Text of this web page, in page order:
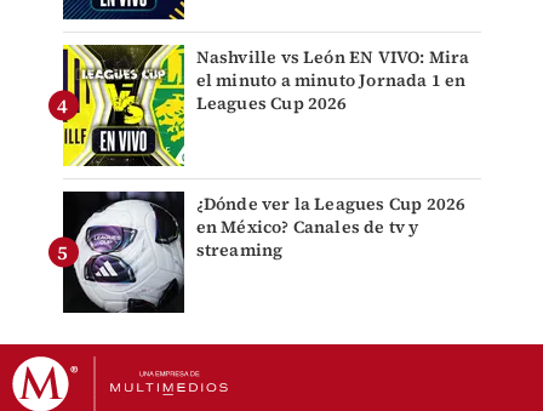
Nashville vs León EN VIVO: Mira
el minuto a minuto Jornada 1 en
Leagues Cup 2026
¿Dónde ver la Leagues Cup 2026
en México? Canales de tv y
streaming